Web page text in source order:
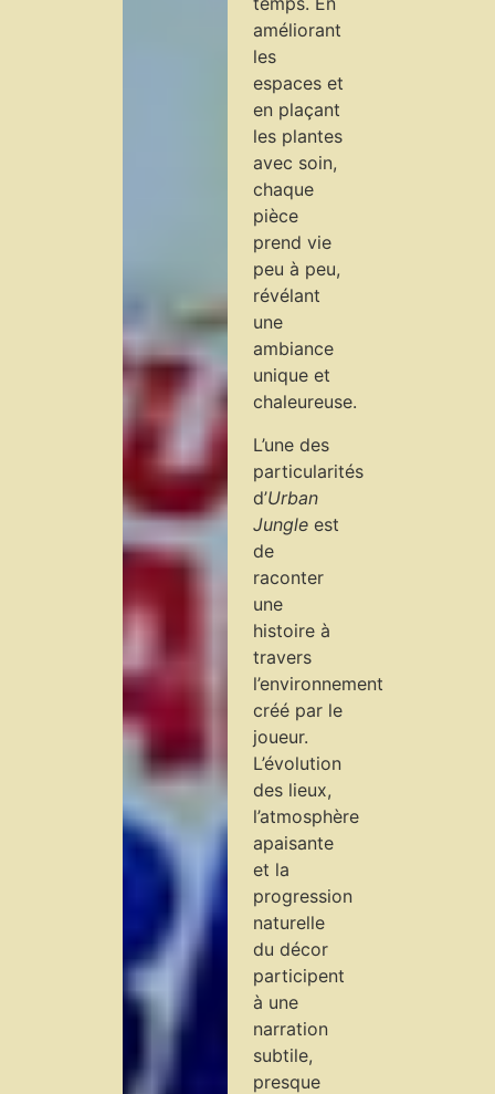
améliorant
les
espaces et
en plaçant
les plantes
avec soin,
chaque
pièce
prend vie
peu à peu,
révélant
une
ambiance
unique et
chaleureuse.
L’une des
particularités
d’Urban
Jungleest
de
raconter
une
histoire à
travers
l’environnement
créé par le
joueur.
L’évolution
des lieux,
l’atmosphère
apaisante
et la
progression
naturelle
du décor
participent
à une
narration
subtile,
presque